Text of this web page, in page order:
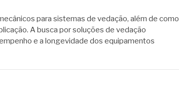
para sistemas de vedação, além de como
A busca por soluções de vedação
e a longevidade dos equipamentos